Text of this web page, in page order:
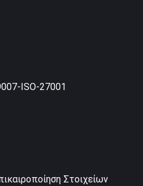
ISO-27001
Στοιχείων